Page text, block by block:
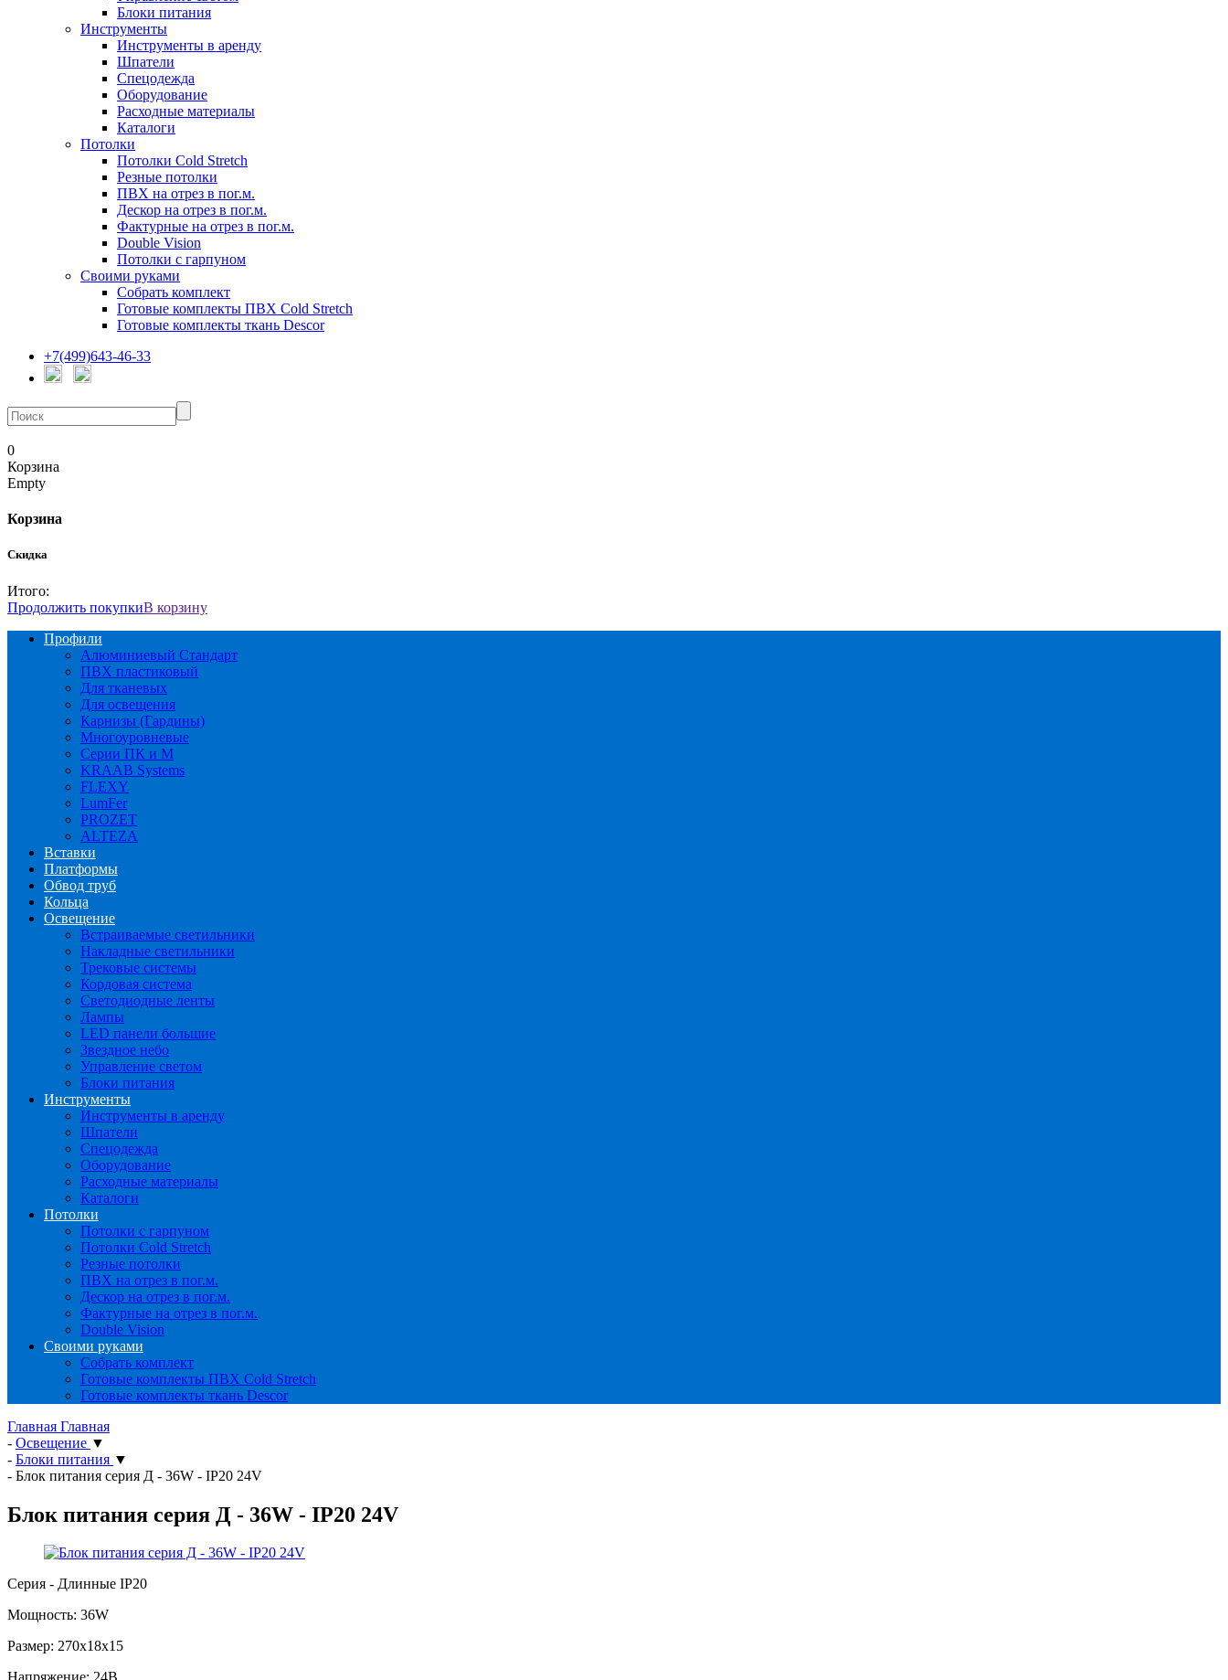
Блоки питания
Инструменты
Инструменты в аренду
Шпатели
Спецодежда
Оборудование
Расходные материалы
Каталоги
Потолки
Потолки Cold Stretch
Резные потолки
ПВХ на отрез в пог.м.
Дескор на отрез в пог.м.
Фактурные на отрез в пог.м.
Double Vision
Потолки с гарпуном
Своими руками
Собрать комплект
Готовые комплекты ПВХ Cold Stretch
Готовые комплекты ткань Descor
+7(499)643-46-33
0
Корзина
Empty
Корзина
Скидка
Итого:
Продолжить покупкиВ корзину
Профили
Алюминиевый Стандарт
ПВХ пластиковый
Для тканевых
Для освещения
Карнизы (Гардины)
Многоуровневые
Серии ПК и М
KRAAB Systems
FLEXY
LumFer
PROZET
ALTEZA
Вставки
Платформы
Обвод труб
Кольца
Освещение
Встраиваемые светильники
Накладные светильники
Трековые системы
Кордовая система
Светодиодные ленты
Лампы
LED панели большие
Звездное небо
Управление светом
Блоки питания
Инструменты
Инструменты в аренду
Шпатели
Спецодежда
Оборудование
Расходные материалы
Каталоги
Потолки
Потолки с гарпуном
Потолки Cold Stretch
Резные потолки
ПВХ на отрез в пог.м.
Дескор на отрез в пог.м.
Фактурные на отрез в пог.м.
Double Vision
Своими руками
Собрать комплект
Готовые комплекты ПВХ Cold Stretch
Готовые комплекты ткань Descor
Главная Главная
- Освещение ▼
- Блоки питания ▼
- Блок питания серия Д - 36W - IP20 24V
Блок питания серия Д - 36W - IP20 24V
Серия - Длинные IP20
Мощность: 36W
Размер: 270х18х15